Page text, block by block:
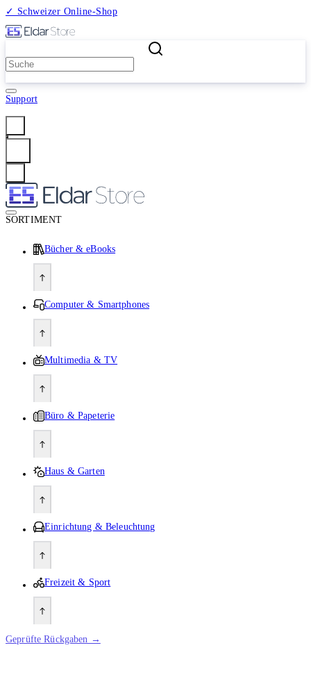
✓ Schweizer Online-Shop
Support
SORTIMENT
Bücher & eBooks
Computer & Smartphones
Multimedia & TV
Büro & Papeterie
Haus & Garten
Einrichtung & Beleuchtung
Freizeit & Sport
Geprüfte Rückgaben →